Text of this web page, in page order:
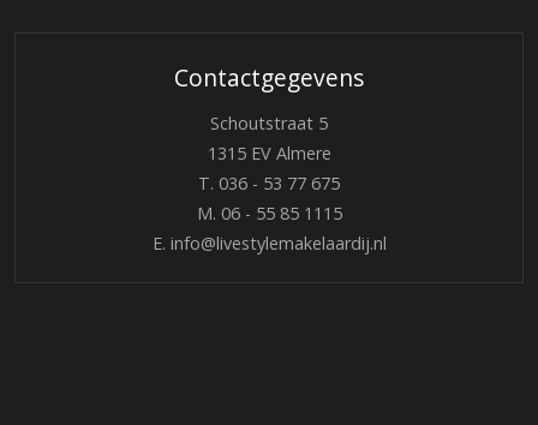
Contactgegevens
Schoutstraat 5
1315 EV Almere
T. 036 - 53 77 675
M. 06 - 55 85 1115
E. info@livestylemakelaardij.nl